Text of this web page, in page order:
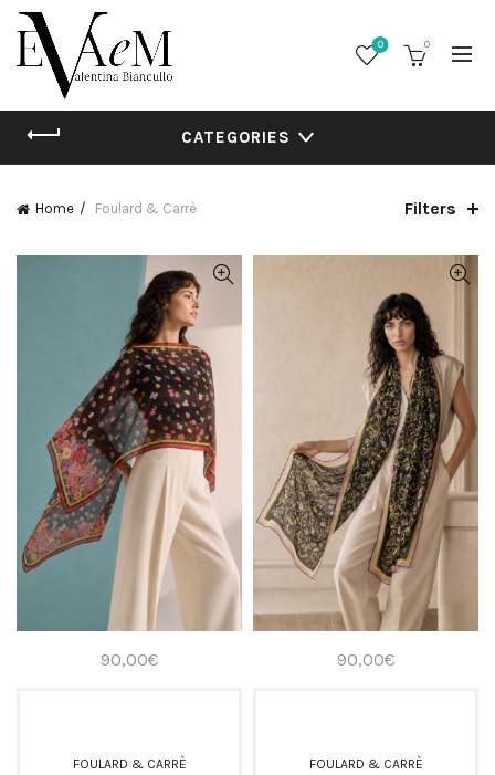
0 0
CATEGORIES
Home Foulard & Carrè Filters
90,00€
FOULARD & CARRÈ
90,00€
FOULARD & CARRÈ